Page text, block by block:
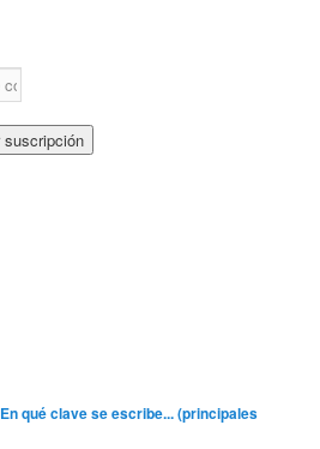
En qué clave se escribe... (principales